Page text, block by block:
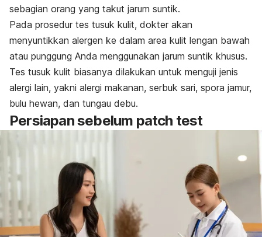
sebagian orang yang takut jarum suntik.
Pada prosedur tes tusuk kulit, dokter akan
menyuntikkan alergen ke dalam area kulit lengan bawah
atau punggung Anda menggunakan jarum suntik khusus.
Tes tusuk kulit biasanya dilakukan untuk menguji jenis
alergi lain, yakni alergi makanan, serbuk sari, spora jamur,
bulu hewan, dan tungau debu.
Persiapan sebelum patch test